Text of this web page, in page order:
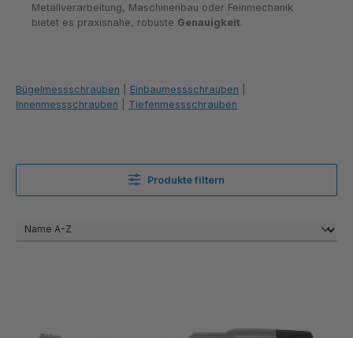
Metallverarbeitung, Maschinenbau oder Feinmechanik
bietet es praxisnahe, robuste Genauigkeit.
Bügelmessschrauben Einbaumessschrauben
Innenmessschrauben
Tiefenmessschrauben
Produkte filtern